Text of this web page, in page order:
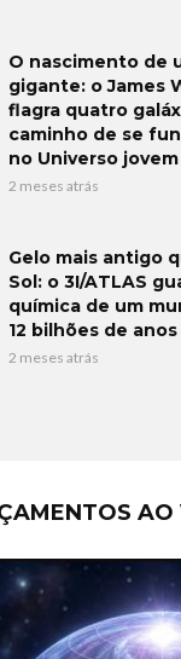
O nascimento de
gigante: o James
flagra quatro
caminho de se
no Universo jovem
2 meses atrás
Gelo mais antigo
Sol: o 3I/ATLAS
química de um
12 bilhões de anos
2 meses atrás
AO